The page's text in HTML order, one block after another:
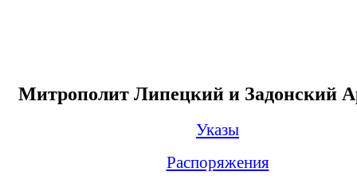
Митрополит Липецкий и Задонский
Указы
Распоряжения